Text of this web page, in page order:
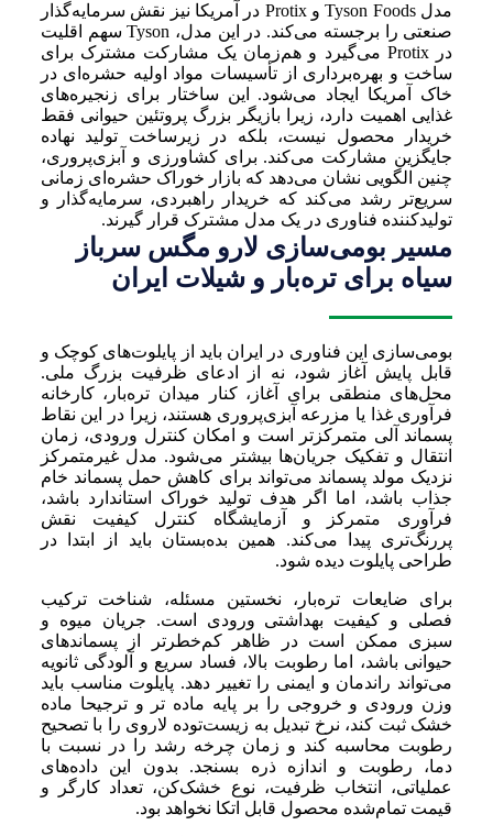
مدل Tyson Foods و Protix در آمریکا نیز نقش سرمایه‌گذار
صنعتی را برجسته می‌کند. در این مدل، Tyson سهم اقلیت
در Protix می‌گیرد و هم‌زمان یک مشارکت مشترک برای
ساخت و بهره‌برداری از تأسیسات مواد اولیه حشره‌ای در
خاک آمریکا ایجاد می‌شود. این ساختار برای زنجیره‌های
غذایی اهمیت دارد، زیرا بازیگر بزرگ پروتئین حیوانی فقط
خریدار محصول نیست، بلکه در زیرساخت تولید نهاده
جایگزین مشارکت می‌کند. برای کشاورزی و آبزی‌پروری،
چنین الگویی نشان می‌دهد که بازار خوراک حشره‌ای زمانی
سریع‌تر رشد می‌کند که خریدار راهبردی، سرمایه‌گذار و
تولیدکننده فناوری در یک مدل مشترک قرار گیرند.
مسیر بومی‌سازی لارو مگس سرباز
سیاه برای تره‌بار و شیلات ایران
بومی‌سازی این فناوری در ایران باید از پایلوت‌های کوچک و
قابل پایش آغاز شود، نه از ادعای ظرفیت بزرگ ملی.
محل‌های منطقی برای آغاز، کنار میدان تره‌بار، کارخانه
فرآوری غذا یا مزرعه آبزی‌پروری هستند، زیرا در این نقاط
پسماند آلی متمرکزتر است و امکان کنترل ورودی، زمان
انتقال و تفکیک جریان‌ها بیشتر می‌شود. مدل غیرمتمرکز
نزدیک مولد پسماند می‌تواند برای کاهش حمل پسماند خام
جذاب باشد، اما اگر هدف تولید خوراک استاندارد باشد،
فرآوری متمرکز و آزمایشگاه کنترل کیفیت نقش
پررنگ‌تری پیدا می‌کند. همین بده‌بستان باید از ابتدا در
طراحی پایلوت دیده شود.
برای ضایعات تره‌بار، نخستین مسئله، شناخت ترکیب
فصلی و کیفیت بهداشتی ورودی است. جریان میوه و
سبزی ممکن است در ظاهر کم‌خطرتر از پسماندهای
حیوانی باشد، اما رطوبت بالا، فساد سریع و آلودگی ثانویه
می‌تواند راندمان و ایمنی را تغییر دهد. پایلوت مناسب باید
وزن ورودی و خروجی را بر پایه ماده تر و ترجیحا ماده
خشک ثبت کند، نرخ تبدیل به زیست‌توده لاروی را با تصحیح
رطوبت محاسبه کند و زمان چرخه رشد را در نسبت با
دما، رطوبت و اندازه ذره بسنجد. بدون این داده‌های
عملیاتی، انتخاب ظرفیت، نوع خشک‌کن، تعداد کارگر و
قیمت تمام‌شده محصول قابل اتکا نخواهد بود.